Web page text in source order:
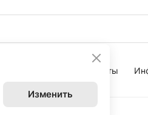
Изменить
Контакты